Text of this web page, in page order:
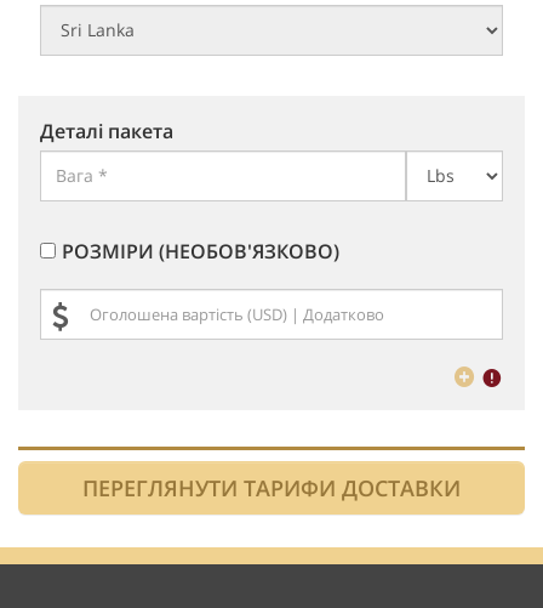
Деталі пакета
РОЗМІРИ (НЕОБОВ'ЯЗКОВО)